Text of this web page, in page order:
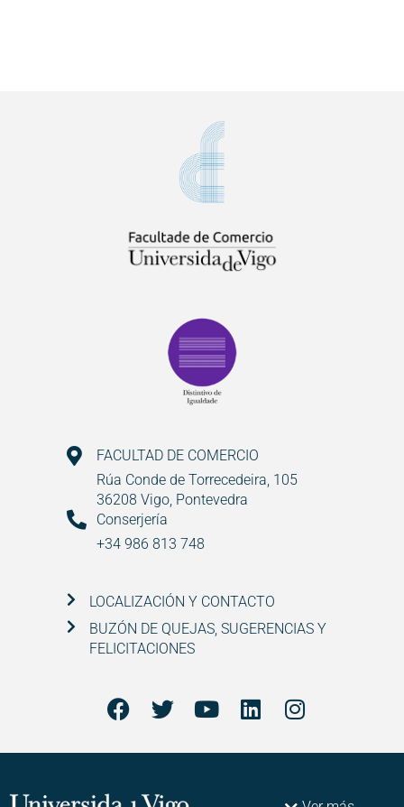
FACULTAD DE COMERCIO
Rúa Conde de Torrecedeira, 105
36208 Vigo, Pontevedra
Conserjería
+34 986 813 748
LOCALIZACIÓN Y CONTACTO
BUZÓN DE QUEJAS, SUGERENCIAS Y
FELICITACIONES